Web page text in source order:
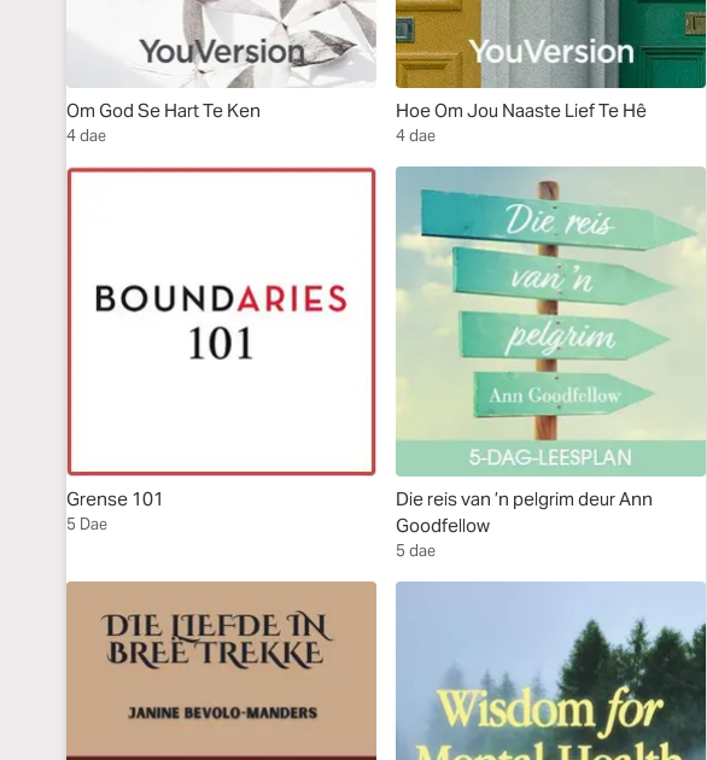
Om God Se Hart Te Ken
4 dae
Hoe Om Jou Naaste Lief Te Hê
4 dae
Grense 101
5 Dae
Die reis van ’n pelgrim deur Ann
Goodfellow
5 dae